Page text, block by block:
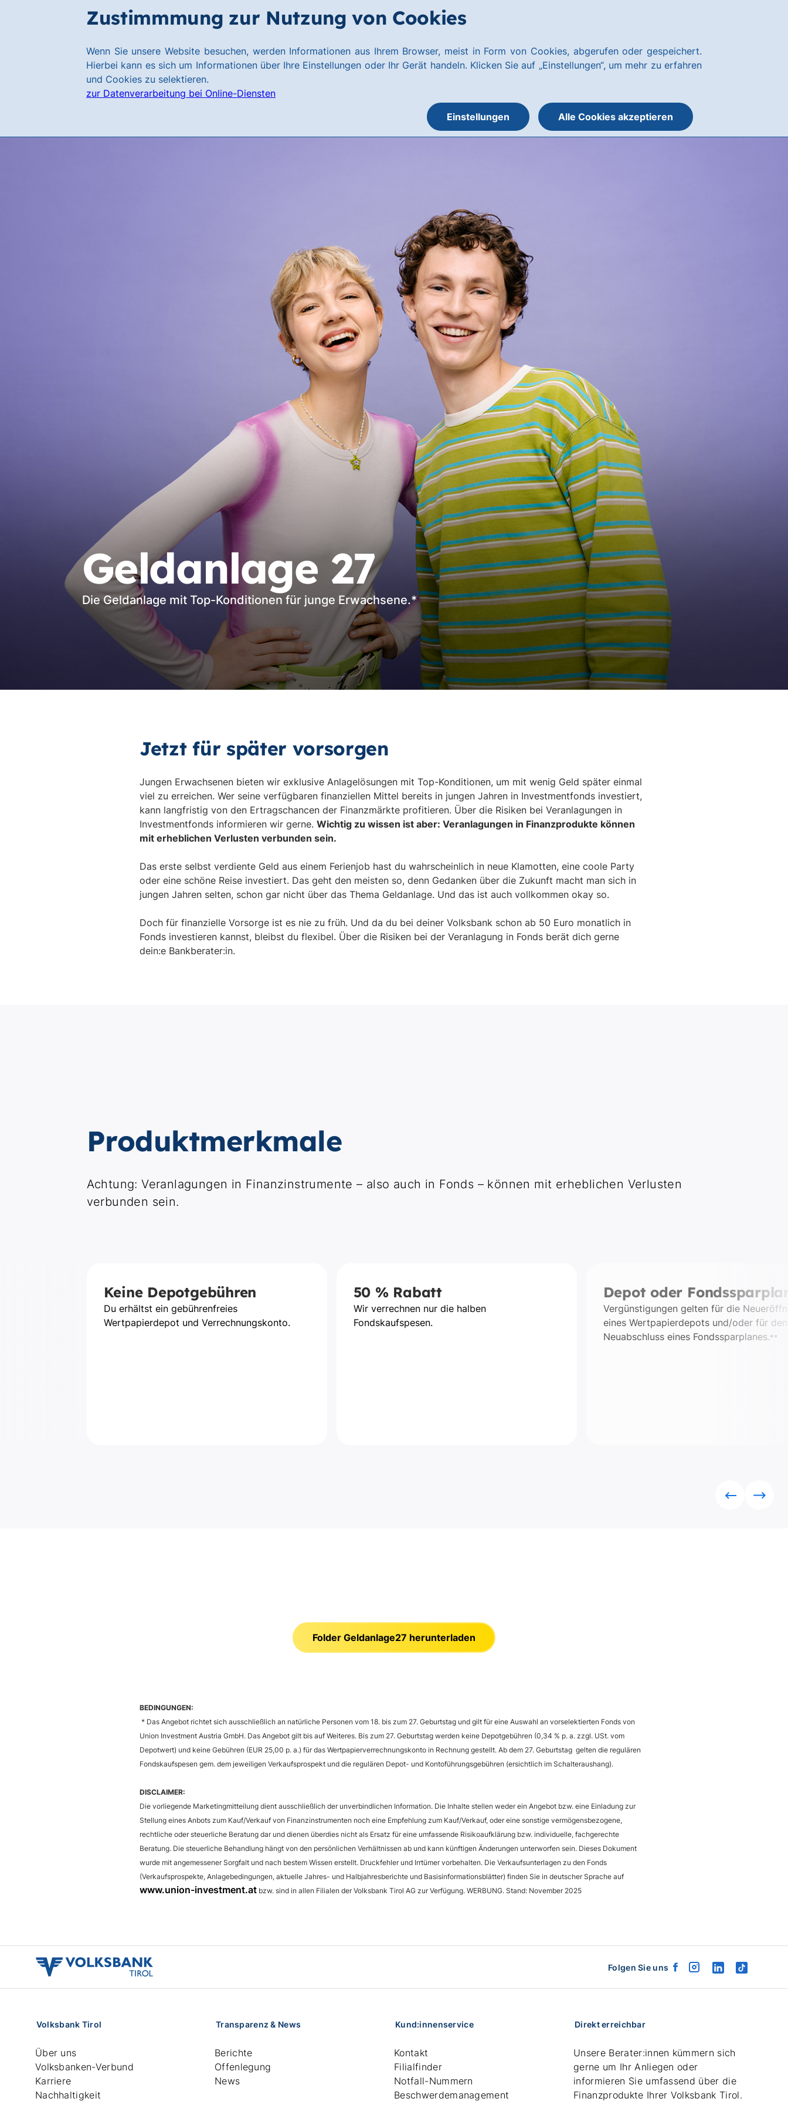
Zustimmmung zur Nutzung von Cookies
Wenn Sie unsere Website besuchen, werden Informationen aus Ihrem Browser, meist in Form von Cookies, abgerufen oder gespeichert.
Hierbei kann es sich um Informationen über Ihre Einstellungen oder Ihr Gerät handeln. Klicken Sie auf „Einstellungen“, um mehr zu erfahren
und Cookies zu selektieren.
zur Datenverarbeitung bei Online-Diensten
Alle Cookies akzeptieren
Einstellungen
hausbanking Login
Geldanlage 27
Die Geldanlage mit Top-Konditionen für junge Erwachsene.*
Jetzt für später vorsorgen
Jungen Erwachsenen bieten wir exklusive Anlagelösungen mit Top-Konditionen, um mit wenig Geld später einmal
viel zu erreichen. Wer seine verfügbaren finanziellen Mittel bereits in jungen Jahren in Investmentfonds investiert,
kann langfristig von den Ertragschancen der Finanzmärkte profitieren. Über die Risiken bei Veranlagungen in
Investmentfonds informieren wir gerne.Wichtig zu wissen ist aber: Veranlagungen in Finanzprodukte können
mit erheblichen Verlusten verbunden sein.
Das erste selbst verdiente Geld aus einem Ferienjob hast du wahrscheinlich in neue Klamotten, eine coole Party
oder eine schöne Reise investiert. Das geht den meisten so, denn Gedanken über die Zukunft macht man sich in
jungen Jahren selten, schon gar nicht über das Thema Geldanlage. Und das ist auch vollkommen okay so.
Doch für finanzielle Vorsorge ist es nie zu früh. Und da du bei deiner Volksbank schon ab 50 Euro monatlich in
Fonds investieren kannst, bleibst du flexibel. Über die Risiken bei der Veranlagung in Fonds berät dich gerne
dein:e Bankberater:in.
Produktmerkmale
Achtung: Veranlagungen in Finanzinstrumente – also auch in Fonds – können mit erheblichen Verlusten
verbunden sein.
Keine Depotgebühren
Du erhältst ein gebührenfreies
Wertpapierdepot und Verrechnungskonto.
50 % Rabatt
Wir verrechnen nur die halben
Fondskaufspesen.
Depot oder
Vergünstigungen gelten für die
eines Wertpapierdepots und/oder für den
Neuabschluss eines Fondssparplanes.**
Rückwärts
Folder Geldanlage27 herunterladen
BEDINGUNGEN:
* Das Angebot richtet sich ausschließlich an natürliche Personen vom 18. bis zum 27. Geburtstag und gilt für eine Auswahl an vorselektierten Fonds von
Union Investment Austria GmbH. Das Angebot gilt bis auf Weiteres. Bis zum 27. Geburtstag werden keine Depotgebühren (0,34 % p. a. zzgl. USt. vom
Depotwert) und keine Gebühren (EUR 25,00 p. a.) für das Wertpapierverrechnungskonto in Rechnung gestellt. Ab dem 27. Geburtstag gelten die regulären
Fondskaufspesen gem. dem jeweiligen Verkaufsprospekt und die regulären Depot- und Kontoführungsgebühren (ersichtlich im Schalteraushang).
DISCLAIMER:
Die vorliegende Marketingmitteilung dient ausschließlich der unverbindlichen Information. Die Inhalte stellen weder ein Angebot bzw. eine Einladung zur
Stellung eines Anbots zum Kauf/Verkauf von Finanzinstrumenten noch eine Empfehlung zum Kauf/Verkauf, oder eine sonstige vermögensbezogene,
rechtliche oder steuerliche Beratung dar und dienen überdies nicht als Ersatz für eine umfassende Risikoaufklärung bzw. individuelle, fachgerechte
Beratung. Die steuerliche Behandlung hängt von den persönlichen Verhältnissen ab und kann künftigen Änderungen unterworfen sein. Dieses Dokument
wurde mit angemessener Sorgfalt und nach bestem Wissen erstellt. Druckfehler und Irrtümer vorbehalten. Die Verkaufsunterlagen zu den Fonds
(Verkaufsprospekte, Anlagebedingungen, aktuelle Jahres- und Halbjahresberichte und Basisinformationsblätter) finden Sie in deutscher Sprache auf
www.union-investment.at bzw. sind in allen Filialen der Volksbank Tirol AG zur Verfügung. WERBUNG. Stand: November 2025
volksbank
Folgen Sie uns
facebook
instagram
linkedintiktok
Volksbank Tirol
Über uns
Volksbanken-Verbund
Karriere
Nachhaltigkeit
Transparenz & News
Berichte
Offenlegung
News
Kund:innenservice
Kontakt
Filialfinder
Notfall-Nummern
Beschwerdemanagement
Direkt erreichbar
Unsere Berater:innen kümmern sich
gerne um Ihr Anliegen oder
informieren Sie umfassend über die
Finanzprodukte Ihrer Volksbank Tirol.